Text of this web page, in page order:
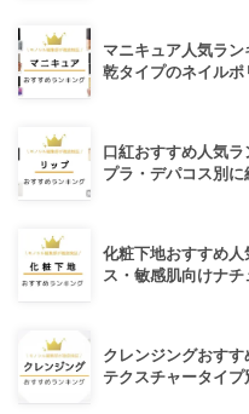
マニキュア人気ラ
乾タイプのネイルポ
口紅おすすめ人気
プラ・デパコス別に
化粧下地おすすめ
ス・敏感肌向けナチ
クレンジングおす
テクスチャータイプ